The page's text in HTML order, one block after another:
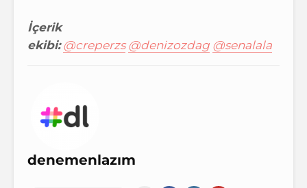
İçerik
ekibi: @creperzs @denizozdag @senalala
denemenlazım